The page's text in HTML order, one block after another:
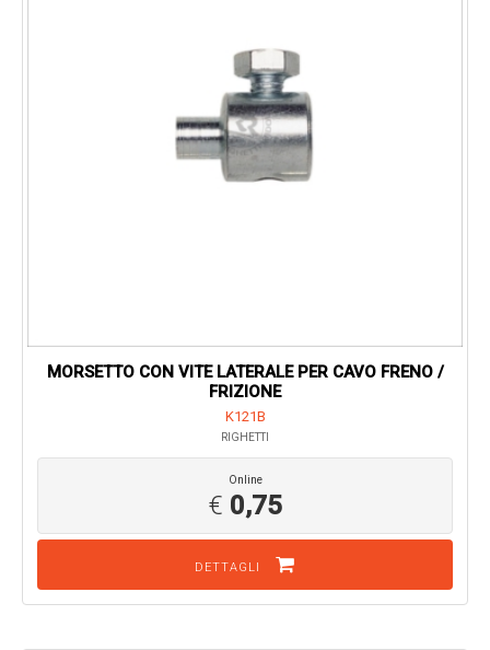
MORSETTO CON VITE LATERALE PER CAVO FRENO /
FRIZIONE
K121B
RIGHETTI
Online
€ 0,75
DETTAGLI